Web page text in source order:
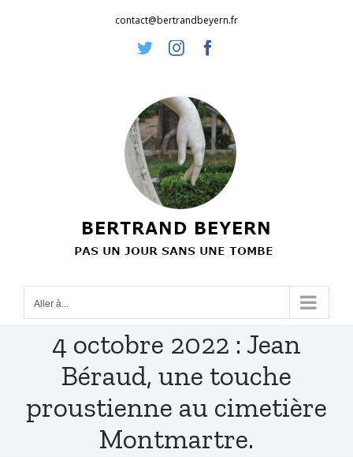
contact@bertrandbeyern.fr
TwitterInstagram
Aller à...
4 octobre 2022 : Jean
Béraud, une touche
proustienne au cimetière
Montmartre.